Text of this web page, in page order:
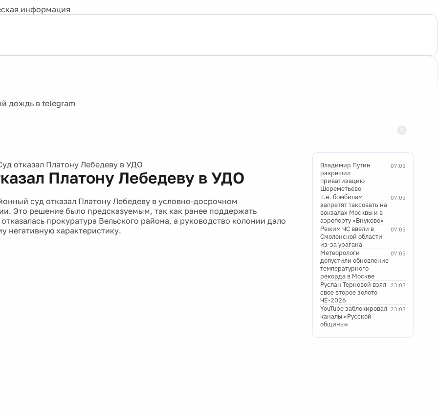
информация
отказал Платону Лебедеву в УДО
Платону Лебедеву в УДО
суд отказал Платону Лебедеву в условно-досрочном
Это решение было предсказуемым, так как ранее поддержать
прокуратура Вельского района, а руководство колонии дало
негативную характеристику.
07:05
Владимир Путин
разрешил
приватизацию
Шереметьево
07:05
Т.н. бомбилам
запретят таксовать на
вокзалах Москвы и в
аэропорту «Внуково»
07:05
Режим ЧС ввели в
Смоленской области
из-за урагана
07:05
Метеорологи
допустили обновление
температурного
рекорда в Москве
23:08
Руслан Терновой взял
свое второе золото
ЧЕ-2026
23:08
YouTube заблокировал
каналы «Русской
общины»